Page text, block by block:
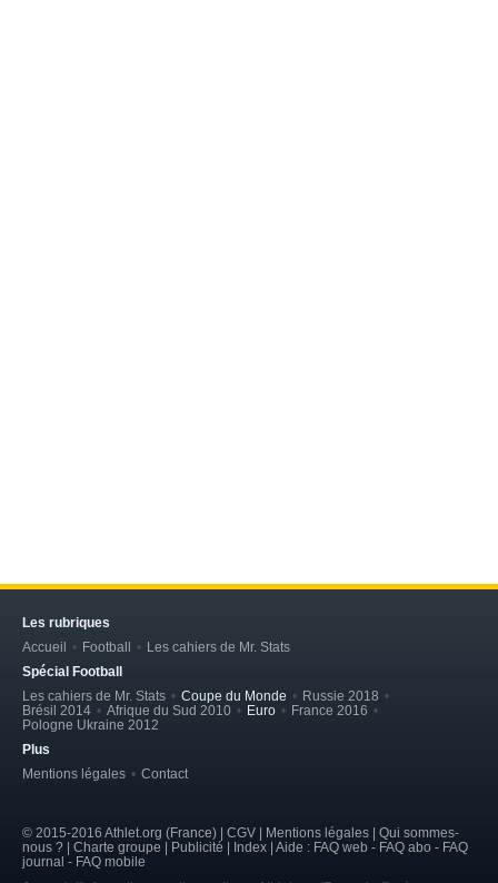
Les rubriques
Accueil
Football
Les cahiers de Mr. Stats
Spécial Football
Les cahiers de Mr. Stats
Coupe du Monde
Russie 2018
Brésil 2014
Afrique du Sud 2010 Euro
France 2016
Pologne Ukraine 2012
Plus
Mentions légales
Contact
© 2015-2016 Athlet.org (France) | CGV | Mentions légales | Qui sommes-
nous ? | Charte groupe | Publicité | Index | Aide : FAQ web - FAQ abo - FAQ
journal - FAQ mobile